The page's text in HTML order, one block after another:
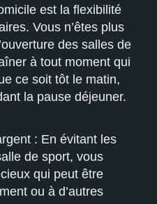
est la flexibilité
Vous n’êtes plus
des salles de
à tout moment qui
ce soit tôt le matin,
la pause déjeuner.
: En évitant les
de sport, vous
qui peut être
ou à d’autres